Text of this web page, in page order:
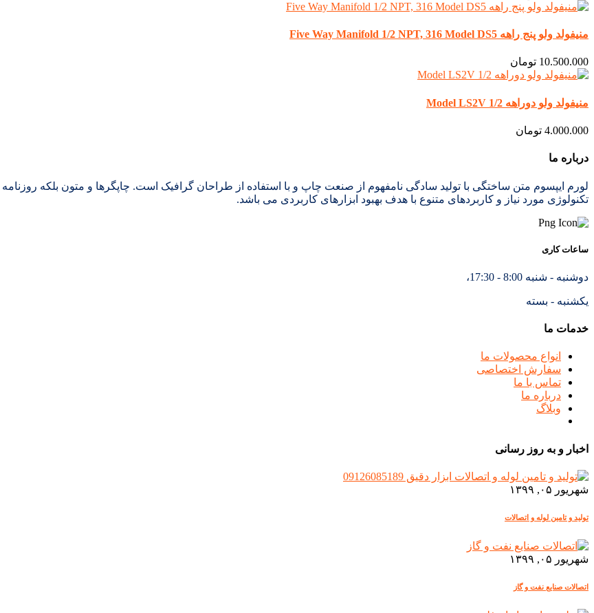
منیفولد ولو پنج راهه Five Way Manifold 1/2 NPT, 316 Model DS5
10.500.000 تومان
منیفولد ولو دوراهه 1/2 Model LS2V
4.000.000 تومان
درباره ما
لورم ایپسوم متن ساختگی با تولید سادگی نامفهوم از صنعت چاپ و با استفاده از طراحان گرافیک است. چاپگرها و متون بلکه
تکنولوژی مورد نیاز و کاربردهای متنوع با هدف بهبود ابزارهای کاربردی می باشد.
ساعات کاری
دوشنبه - شنبه 8:00 - 17:30،
یکشنبه - بسته
خدمات ما
انواع محصولات ما
سفارش اختصاصی
تماس با ما
درباره ما
وبلاگ
اخبار و به روز رسانی
شهریور ۰۵, ۱۳۹۹
تولید و تامین لوله و اتصالات
شهریور ۰۵, ۱۳۹۹
اتصالات صنایع نفت و گاز